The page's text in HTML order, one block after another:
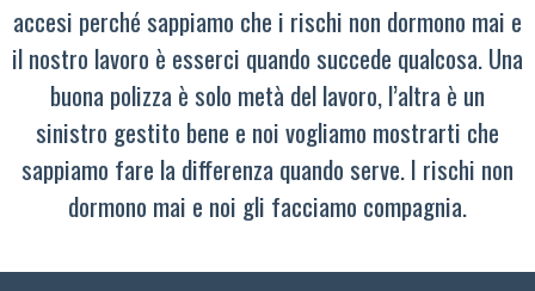
accesi perché sappiamo che i rischi non dormono mai e
il nostro lavoro è esserci quando succede qualcosa. Una
buona polizza è solo metà del lavoro, l’altra è un
sinistro gestito bene e noi vogliamo mostrarti che
sappiamo fare la differenza quando serve. I rischi non
dormono mai e noi gli facciamo compagnia.